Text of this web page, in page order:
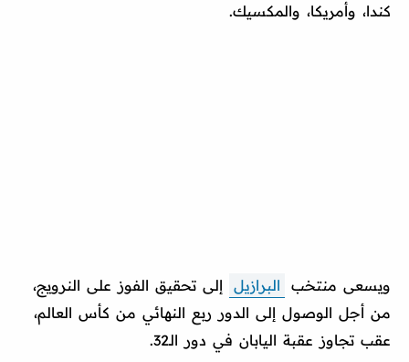
كندا، وأمريكا، والمكسيك.
ويسعى منتخب البرازيل
إلى تحقيق الفوز على النرويج،
من أجل الوصول إلى الدور ربع النهائي من كأس العالم،
عقب تجاوز عقبة اليابان في دور الـ32.